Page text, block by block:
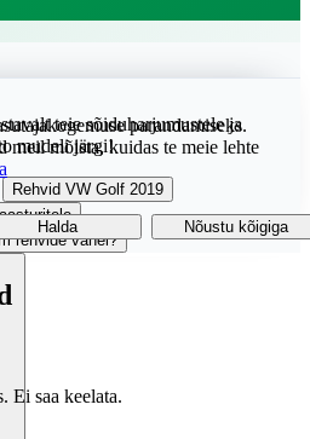
teie sõiduharjumustele ja
mudeli järgi!
Rehvid VW Golf 2019
rehvide vahel?
parandamiseks.
meil mõista, kuidas te meie lehte
Halda Nõustu kõigiga
Ei saa keelata.